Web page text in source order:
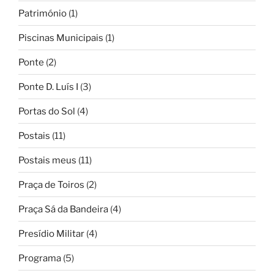
Património (1)
Piscinas Municipais (1)
Ponte (2)
Ponte D. Luís I (3)
Portas do Sol (4)
Postais (11)
Postais meus (11)
Praça de Toiros (2)
Praça Sá da Bandeira (4)
Presídio Militar (4)
Programa (5)